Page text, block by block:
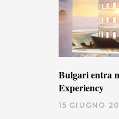
Bulgari entra
Experiency
15 GIUGNO